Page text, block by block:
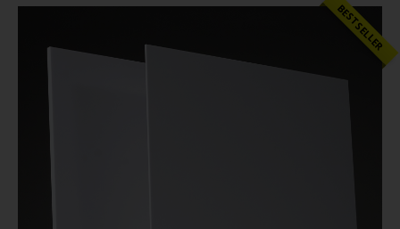
BESTSELLER